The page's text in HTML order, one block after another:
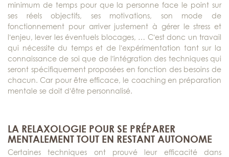
minimum de temps pour que la personne face le point sur
ses réels objectifs, ses motivations, son mode de
fonctionnement pour arriver justement à gérer le stress et
l’enjeu, lever les éventuels blocages, … C’est donc un travail
qui nécessite du temps et de l’expérimentation tant sur la
connaissance de soi que de l’intégration des techniques qui
seront spécifiquement proposées en fonction des besoins de
chacun. Car pour être efficace, le coaching en préparation
mentale se doit d’être personnalisé.
LA RELAXOLOGIE POUR SE PRÉPARER
MENTALEMENT TOUT EN RESTANT AUTONOME
Certaines techniques ont prouvé leur efficacité dans